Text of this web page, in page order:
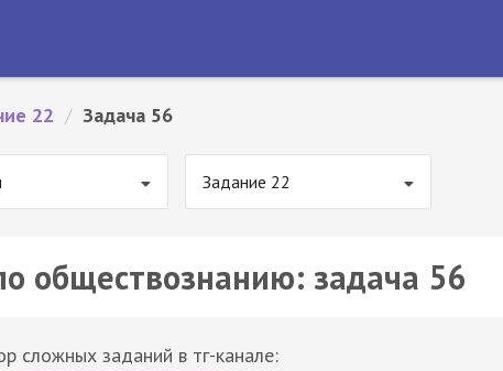
22 / Задача 56
Задание 22
обществознанию: задача 56
сложных заданий в тг-канале: